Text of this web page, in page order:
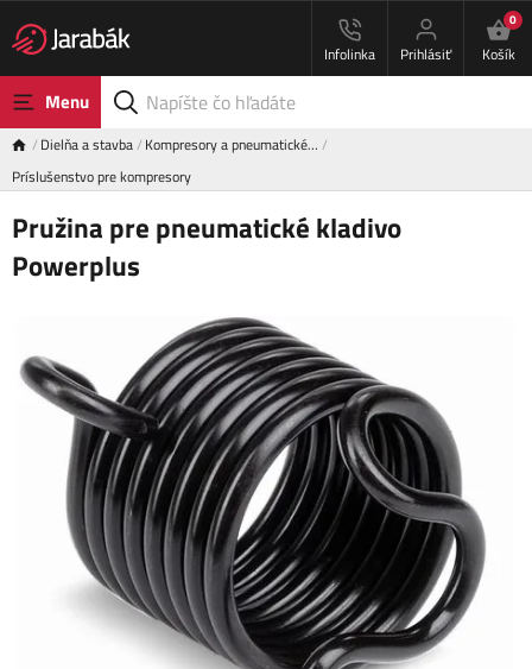
Infolinka Prihlásiť
0
Košík
Menu
Dielňa a stavba Kompresory a pneumatické…
Príslušenstvo pre kompresory
Pružina pre pneumatické kladivo
Powerplus